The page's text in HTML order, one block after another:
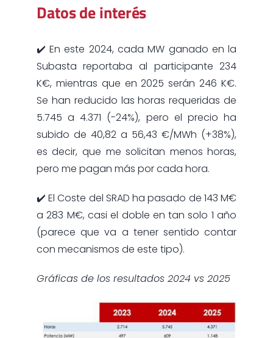
Datos de interés
✔️ En este 2024, cada MW ganado en la
Subasta reportaba al participante 234
K€, mientras que en 2025 serán 246 K€.
Se han reducido las horas requeridas de
5.745 a 4.371 (-24%), pero el precio ha
subido de 40,82 a 56,43 €/MWh (+38%),
es decir, que me solicitan menos horas,
pero me pagan más por cada hora.
✔️ El Coste del SRAD ha pasado de 143 M€
a 283 M€, casi el doble en tan solo 1 año
(parece que va a tener sentido contar
con mecanismos de este tipo).
Gráficas de los resultados 2024 vs 2025